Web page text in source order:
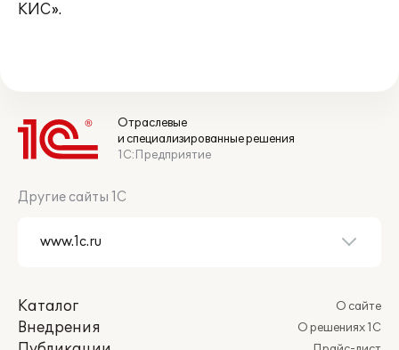
КИС».
Отраслевые
и специализированные решения
1С:Предприятие
Другие сайты 1С
Каталог
Внедрения
О сайте
О решениях 1С